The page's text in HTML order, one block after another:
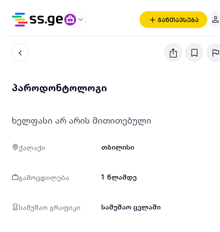
განთავსება
პაროდონტოლოგი
ხელფასი არ არის მითითებული
ქალაქი თბილისი
გამოცდილება 1 წლამდე
სამუშაო გრაფიკი სამუშაო ცვლაში